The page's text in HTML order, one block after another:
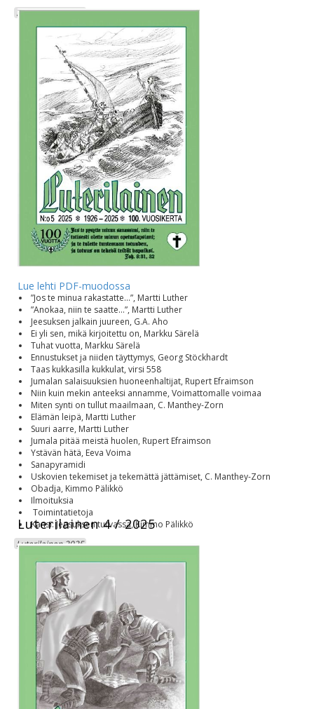
Luterilainen 2025
Lue lehti PDF-muodossa
”Jos te minua rakastatte...”, Martti Luther
”Anokaa, niin te saatte...”, Martti Luther
Jeesuksen jalkain juureen, G.A. Aho
Ei yli sen, mikä kirjoitettu on, Markku Särelä
Tuhat vuotta, Markku Särelä
Ennustukset ja niiden täyttymys, Georg Stöckhardt
Taas kukkasilla kukkulat, virsi 558
Jumalan salaisuuksien huoneenhaltijat, Rupert Efraimson
Niin kuin mekin anteeksi annamme, Voimattomalle voimaa
Miten synti on tullut maailmaan, C. Manthey-Zorn
Elämän leipä, Martti Luther
Suuri aarre, Martti Luther
Jumala pitää meistä huolen, Rupert Efraimson
Ystävän hätä, Eeva Voima
Sanapyramidi
Uskovien tekemiset ja tekemättä jättämiset, C. Manthey-Zorn
Obadja, Kimmo Pälikkö
Ilmoituksia
Toimintatietoja
Kansi: Jeesuksen turvassa, Kimmo Pälikkö
Luterilainen 2025
Luterilainen 4 / 2025